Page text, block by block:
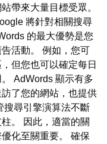
帶來大量目標受眾。
將針對相關搜尋
的最大優勢是您
活動。 例如，您可
但您也可以確定每日
AdWords 顯示有多
了您的網站，也提供
搜尋引擎演算法不斷
。 因此，適當的關
化至關重要。 確保